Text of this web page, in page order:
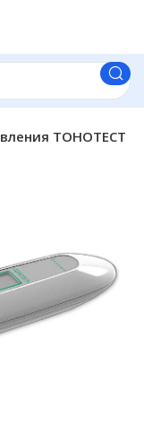
ТОНОТЕСТ